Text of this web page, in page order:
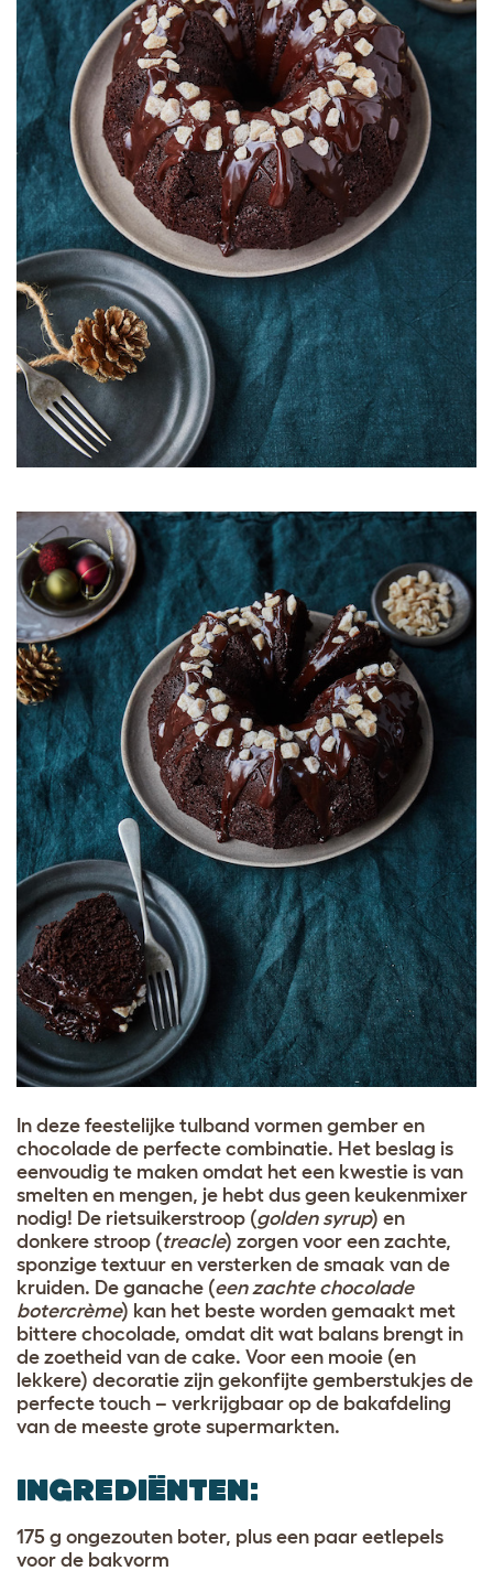
In deze feestelijke tulband vormen gember en
chocolade de perfecte combinatie. Het beslag is
eenvoudig te maken omdat het een kwestie is van
smelten en mengen, je hebt dus geen keukenmixer
nodig! De rietsuikerstroop (golden syrup) en
donkere stroop (treacle) zorgen voor een zachte,
sponzige textuur en versterken de smaak van de
kruiden. De ganache (een zachte chocolade
botercrème) kan het beste worden gemaakt met
bittere chocolade, omdat dit wat balans brengt in
de zoetheid van de cake. Voor een mooie (en
lekkere) decoratie zijn gekonfijte gemberstukjes de
perfecte touch – verkrijgbaar op de bakafdeling
van de meeste grote supermarkten.
INGREDIËNTEN:
175 g ongezouten boter, plus een paar eetlepels
voor de bakvorm